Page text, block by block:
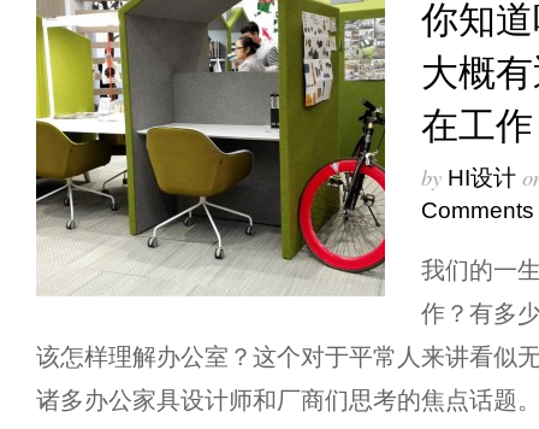
你知
大概
在工作
by HI设计
Comments
我们的一
作？有多
该怎样理解办公室？这个对于平常人来讲看似
诸多办公家具设计师和厂商们思考的焦点话题